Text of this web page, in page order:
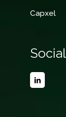
Capxel
Social